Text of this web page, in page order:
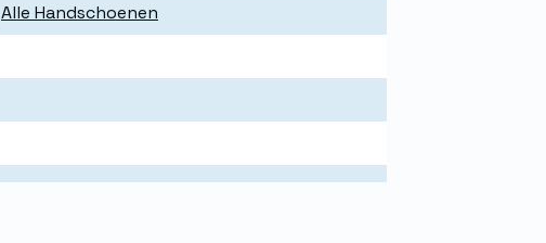
Alle Handschoenen